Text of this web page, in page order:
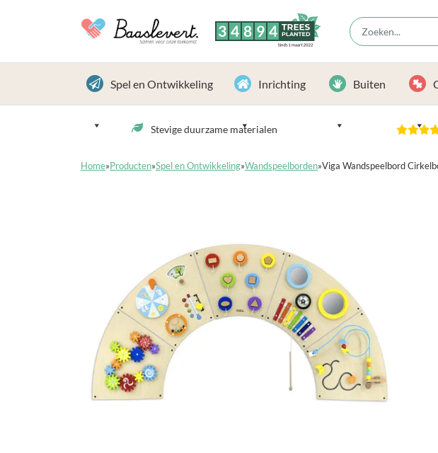
3 4 8 9 4 TREES
PLANTED
Sinds 1 maart 2022
Spel en Ontwikkeling Inrichting Buiten
Stevige duurzame materialen
Home» Producten»Spel en Ontwikkeling»Wandspeelborden»Viga Wandspeelbord